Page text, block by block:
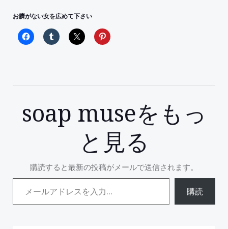
お臍がない女を広めて下さい
soap museをもっ
と見る
購読すると最新の投稿がメールで送信されます。
メールアドレスを入力...
購読